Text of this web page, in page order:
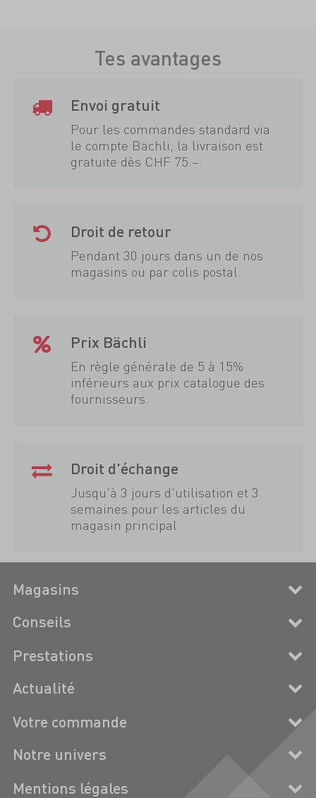
Tes avantages
Envoi gratuit
Pour les commandes standard via
le compte Bächli, la livraison est
gratuite dès CHF 75.–.
Droit de retour
Pendant 30 jours dans un de nos
magasins ou par colis postal.
Prix Bächli
En règle générale de 5 à 15%
inférieurs aux prix catalogue des
fournisseurs.
Droit d'échange
Jusqu'à 3 jours d'utilisation et 3
semaines pour les articles du
magasin principal.
Magasins
Conseils
Prestations
Actualité
Votre commande
Notre univers
Mentions légales